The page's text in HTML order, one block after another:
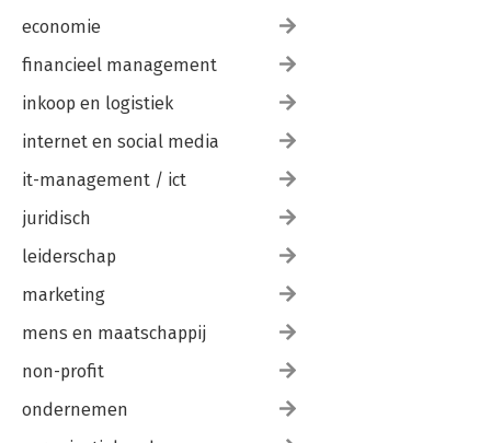
economie
financieel management
inkoop en logistiek
internet en social media
it-management / ict
juridisch
leiderschap
marketing
mens en maatschappij
non-profit
ondernemen